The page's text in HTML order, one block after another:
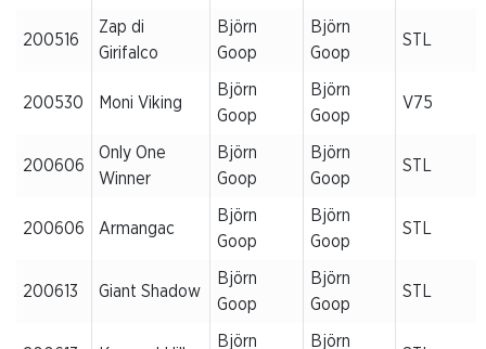
200516
Zap di
Girifalco
Björn
Goop
Björn
Goop
STL
200530 Moni Viking
Björn
Goop
Björn
Goop
V75
200606
Only One
Winner
Björn
Goop
Björn
Goop
STL
200606 Armangac
Björn
Goop
Björn
Goop
STL
200613 Giant Shadow
Björn
Goop
Björn
Goop
STL
Björn
Björn